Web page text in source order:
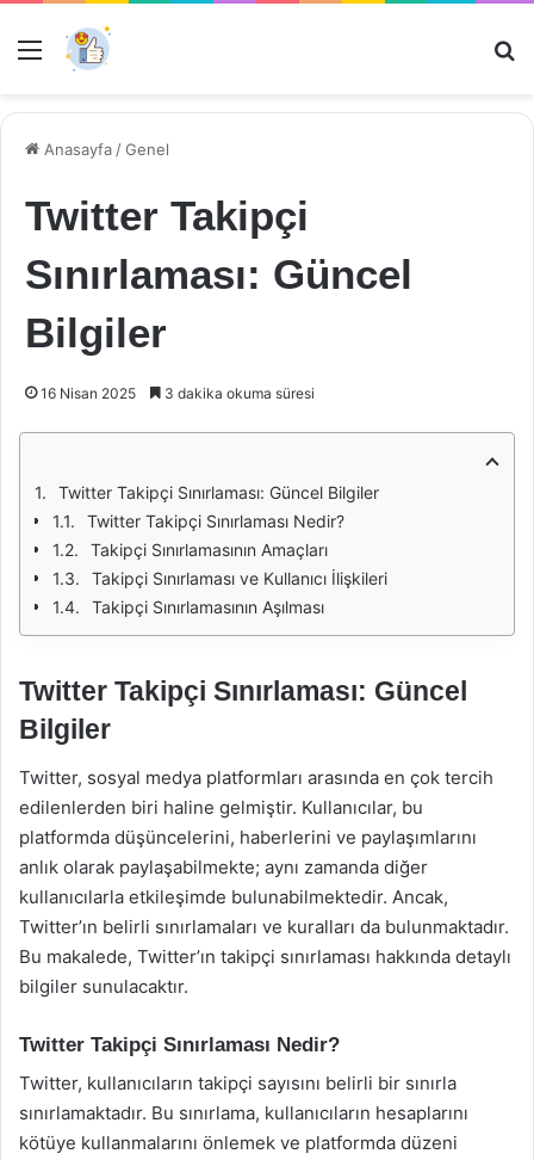
Menü
Anasayfa /Genel
Twitter Takipçi
Sınırlaması: Güncel
Bilgiler
16 Nisan 2025 3 dakika okuma süresi
Twitter Takipçi Sınırlaması: Güncel Bilgiler
Twitter Takipçi Sınırlaması Nedir?
Takipçi Sınırlamasının Amaçları
Takipçi Sınırlaması ve Kullanıcı İlişkileri
Takipçi Sınırlamasının Aşılması
Twitter Takipçi Sınırlaması: Güncel
Bilgiler
Twitter, sosyal medya platformları arasında en çok tercih
edilenlerden biri haline gelmiştir. Kullanıcılar, bu
platformda düşüncelerini, haberlerini ve paylaşımlarını
anlık olarak paylaşabilmekte; aynı zamanda diğer
kullanıcılarla etkileşimde bulunabilmektedir. Ancak,
Twitter’ın belirli sınırlamaları ve kuralları da bulunmaktadır.
Bu makalede, Twitter’ın takipçi sınırlaması hakkında detaylı
bilgiler sunulacaktır.
Twitter Takipçi Sınırlaması Nedir?
Twitter, kullanıcıların takipçi sayısını belirli bir sınırla
sınırlamaktadır. Bu sınırlama, kullanıcıların hesaplarını
kötüye kullanmalarını önlemek ve platformda düzeni